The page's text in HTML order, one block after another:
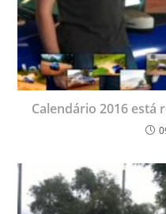
Calendário 2016 está